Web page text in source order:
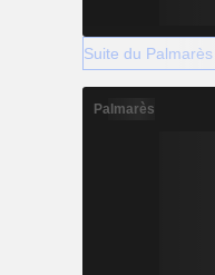
Suite du Palmarès
Palmarès